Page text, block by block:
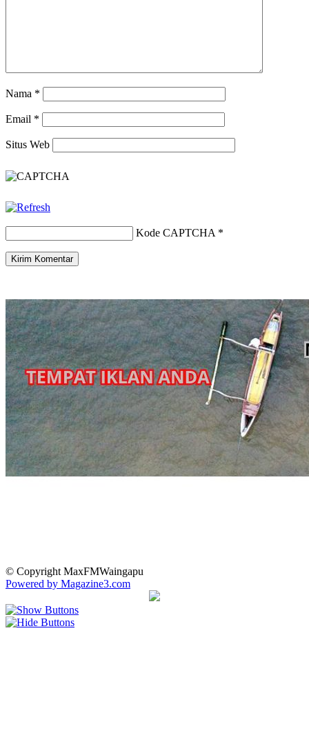
Nama *
Email *
Situs Web
Kode CAPTCHA *
© Copyright MaxFMWaingapu
Powered by Magazine3.com